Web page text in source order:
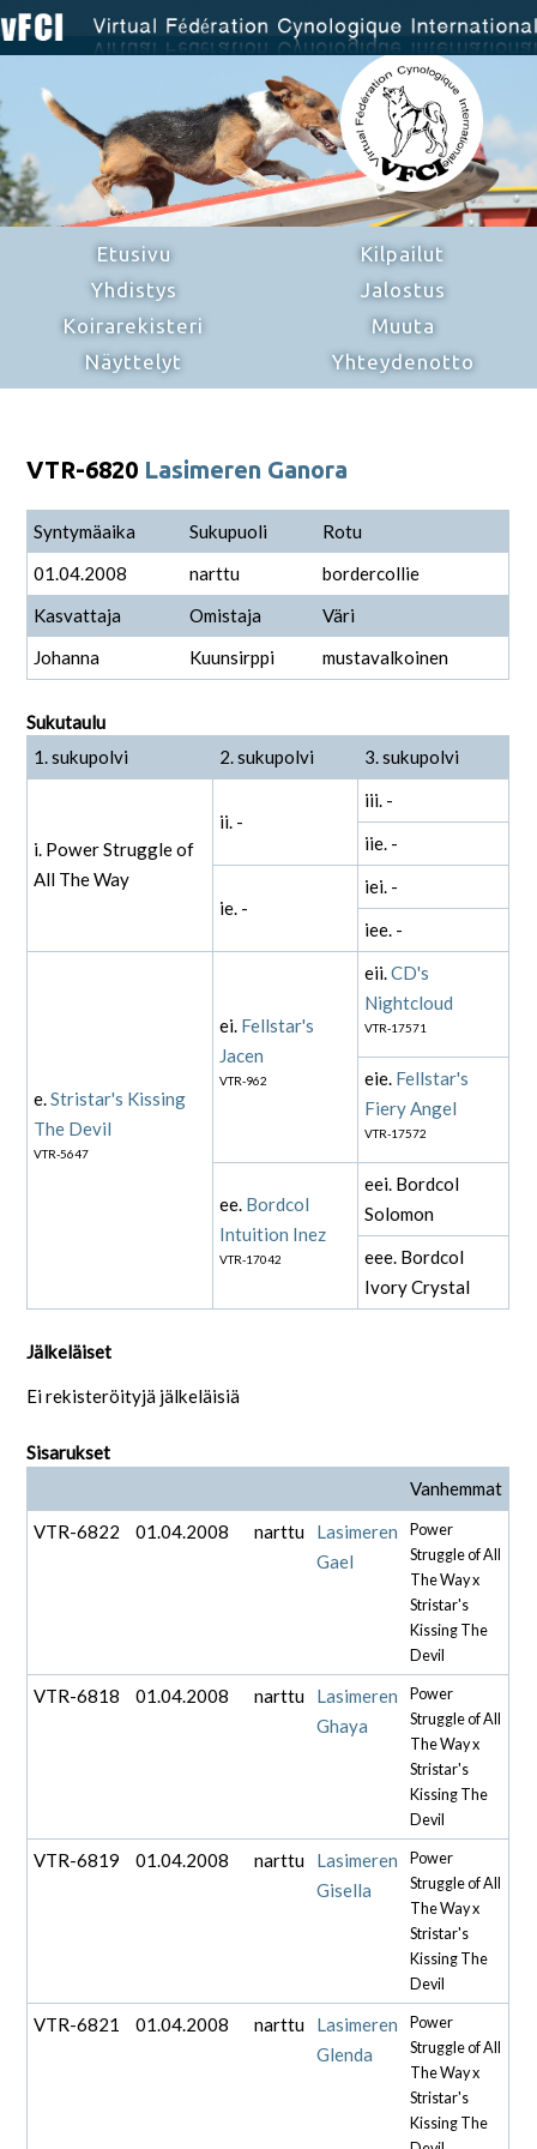
Etusivu
Yhdistys
Koirarekisteri
Näyttelyt
Kilpailut
Jalostus
Muuta
Yhteydenotto
VTR-6820 Lasimeren Ganora
Syntymäaika Sukupuoli
Rotu
01.04.2008
narttu
bordercollie
Kasvattaja
Omistaja
Väri
Johanna
Kuunsirppi mustavalkoinen
Sukutaulu
1. sukupolvi
2. sukupolvi 3. sukupolvi
i. Power Struggle of
All The Way
ii. -
iii. -
iie. -
ie. -
iei. -
iee. -
e.Stristar's Kissing
The Devil
VTR-5647
ei. Fellstar's
Jacen
VTR-962
eii.CD's
Nightcloud
VTR-17571
eie. Fellstar's
Fiery Angel
VTR-17572
ee. Bordcol
Intuition Inez
VTR-17042
eei. Bordcol
Solomon
eee. Bordcol
Ivory Crystal
Jälkeläiset
Ei rekisteröityjä jälkeläisiä
Sisarukset
Vanhemmat
VTR-6822
01.04.2008 narttu
Lasimeren
Gael
Power
Struggle of All
The Way x
Stristar's
Kissing The
Devil
VTR-6818 01.04.2008 narttu
Lasimeren
Ghaya
Power
Struggle of All
The Way x
Stristar's
Kissing The
Devil
VTR-6819 01.04.2008 narttu
Lasimeren
Gisella
Power
Struggle of All
The Way x
Stristar's
Kissing The
Devil
VTR-6821 01.04.2008 narttu
Lasimeren
Glenda
Power
Struggle of All
The Way x
Stristar's
Kissing The